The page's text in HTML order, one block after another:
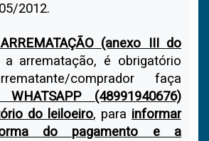
2012.
(anexo III do
a arrematação, é obrigatório
comprador faça
WHATSAPP (48991940676)
do leiloeiro, para informar
do pagamento e a